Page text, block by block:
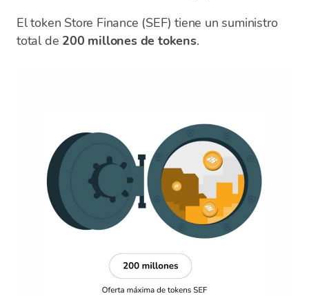
El token Store Finance (SEF) tiene un suministro
total de 200 millones de tokens.